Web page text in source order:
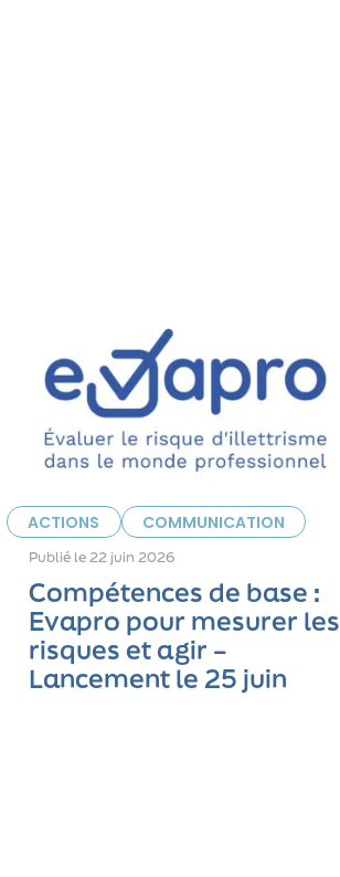
ACTIONS COMMUNICATION
Publié le22 juin 2026
Compétences de base :
Evapro pour mesurer les
risques et agir –
Lancement le 25 juin